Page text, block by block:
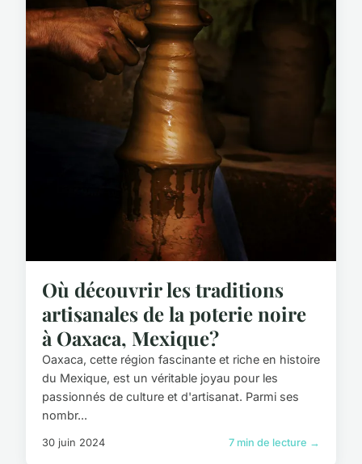
Où découvrir les traditions
artisanales de la poterie noire
à Oaxaca, Mexique?
Oaxaca, cette région fascinante et riche en histoire
du Mexique, est un véritable joyau pour les
passionnés de culture et d'artisanat. Parmi ses
nombr...
30 juin 2024 7 min de lecture →